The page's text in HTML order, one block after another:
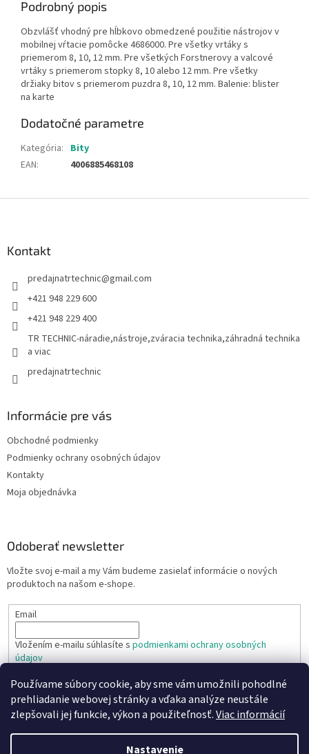
Používame súbory cookie, aby sme vám umožnili pohodlné
prehliadanie webovej stránky a vďaka analýze neustále
zlepšovali jej funkcie, výkon a použiteľnosť.Viac informácií
Nastavenie
Podrobný popis
Obzvlášť vhodný pre hĺbkovo obmedzené použitie nástrojov v
mobilnej vŕtacie pomôcke 4686000. Pre všetky vrtáky s
priemerom 8, 10, 12 mm. Pre všetkých Forstnerovy a valcové
vrtáky s priemerom stopky 8, 10 alebo 12 mm. Pre všetky
držiaky bitov s priemerom puzdra 8, 10, 12 mm. Balenie: blister
na karte
Dodatočné parametre
Kategória: Bity
EAN: 4006885468108
Kontakt
predajnatrtechnic@gmail.com
+421 948 229 600
+421 948 229 400
TR TECHNIC-náradie,nástroje,zváracia technika,záhradná technika
a viac
predajnatrtechnic
Informácie pre vás
Obchodné podmienky
Podmienky ochrany osobných údajov
Kontakty
Moja objednávka
Odoberať newsletter
Vložte svoj e-mail a my Vám budeme zasielať informácie o nových
produktoch na našom e-shope.
Email
Vložením e-mailu súhlasíte s podmienkami ochrany osobných
údajov
PRIHLÁSIŤ SA